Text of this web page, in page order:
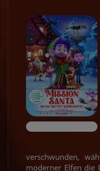
verschwunden,
moderner Elfen die